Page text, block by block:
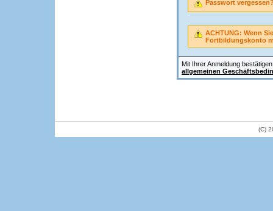
Mit Ihrer Anmeldung
allgemeinen
Passwort
ACHTUNG: Wenn
Fortbildungskonto
(C)